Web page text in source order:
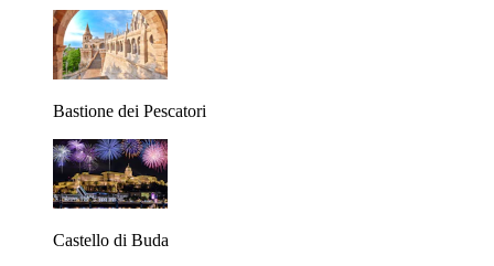
Bastione dei Pescatori
Castello di Buda